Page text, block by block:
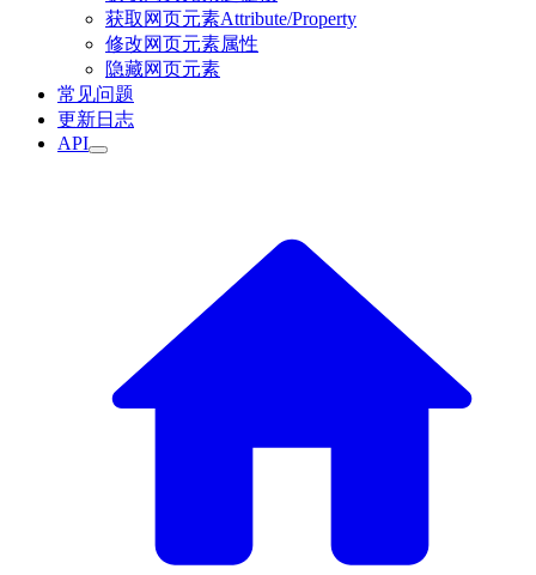
获取网页元素Attribute/Property
修改网页元素属性
隐藏网页元素
常见问题
更新日志
API